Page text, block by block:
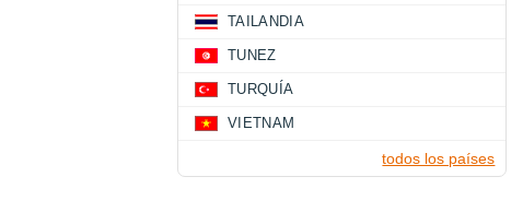
TAILANDIA
TUNEZ
TURQUÍA
VIETNAM
todos los países